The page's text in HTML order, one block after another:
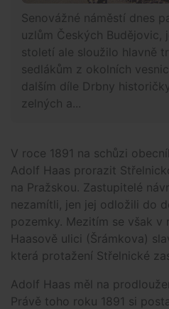
Senovážné náměstí dnes
uzlům Českých Budějovic,
století ale sloužilo hlavně
sedlákům z okolních
dalším díle Drbny
zelných a...
V roce 1891 na schůzi
Adolf Haas prorazit
na Pražskou. Zastupitelé
nezamítli, jen jej odložili do
pozemky. Mezitím se však v
Haasově ulici (Šrámkova)
která protažení Střelnické
Adolf Haas měl na
Právě toho roku 1891 si